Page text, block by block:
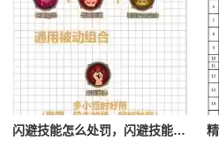
闪避技能怎么处罚，闪避技能怎么处罚队友